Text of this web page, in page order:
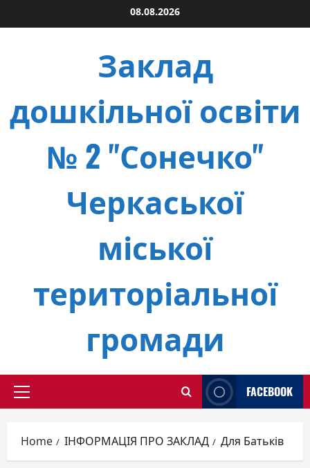
to
08.08.2026
Заклад
дошкільної освіти
№ 2 "Сонечко"
Черкаської
міської
територіальної
громади
Primary
FACEBOOK
Home ІНФОРМАЦІЯ ПРО ЗАКЛАД Для Батьків